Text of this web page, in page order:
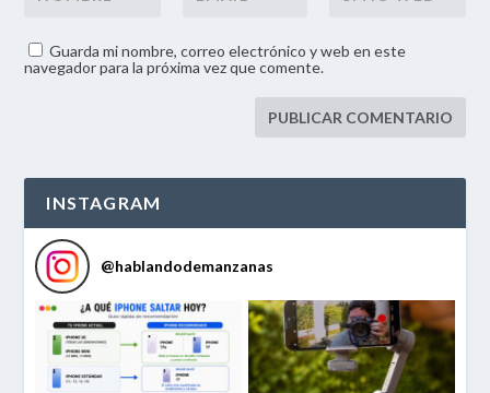
Guarda mi nombre, correo electrónico y web en este
navegador para la próxima vez que comente.
INSTAGRAM
@hablandodemanzanas